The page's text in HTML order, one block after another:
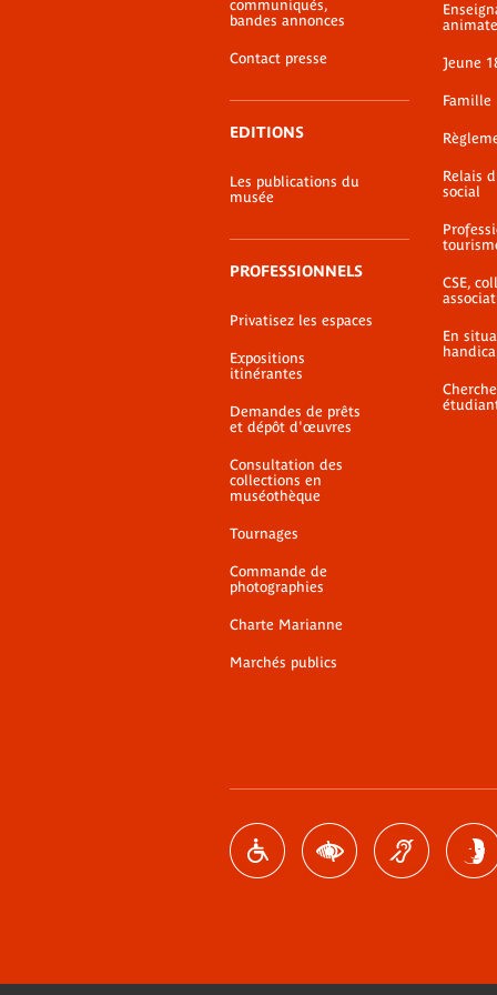
communiqués,
bandes annonces
Contact presse
EDITIONS
Les publications du
musée
PROFESSIONNELS
Privatisez les espaces
Expositions
itinérantes
Demandes de prêts
et dépôt d'œuvres
Consultation des
collections en
muséothèque
Tournages
Commande de
photographies
Charte Marianne
Marchés publics
Jeune
Famille
Relais
social
CSE,
En